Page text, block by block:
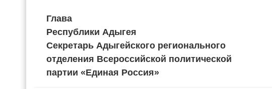
Глава
Республики Адыгея
Секретарь Адыгейского регионального
отделения Всероссийской политической
партии «Единая Россия»